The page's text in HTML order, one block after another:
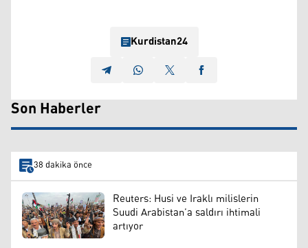
Kurdistan24
Son Haberler
38 dakika önce
Reuters: Husi ve Iraklı milislerin
Suudi Arabistan’a saldırı ihtimali
artıyor